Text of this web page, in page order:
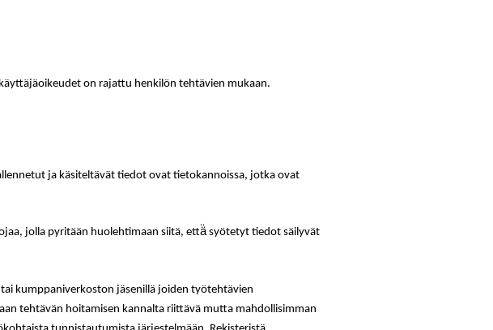
on rajattu henkilön tehtävien mukaan.
ja käsiteltävät tiedot ovat tietokannoissa, jotka ovat
jolla pyritään huolehtimaan siitä, että̈ syötetyt tiedot säilyvät
kumppaniverkoston jäsenillä joiden työtehtävien
tehtävän hoitamisen kannalta riittävä mutta mahdollisimman